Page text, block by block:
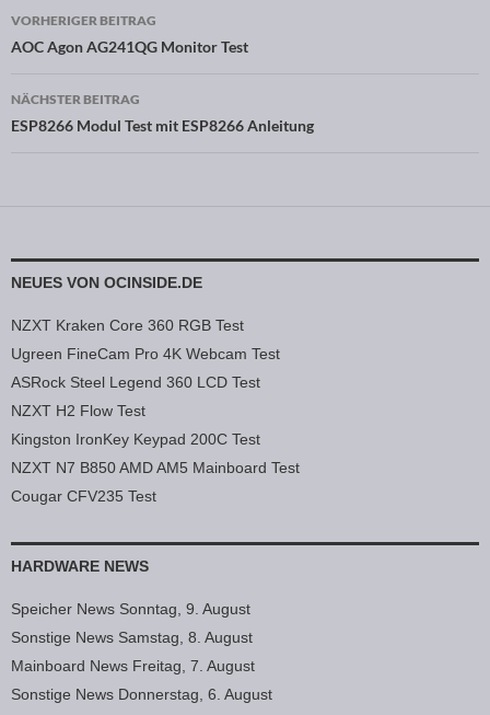
Beitragsnavigation
VORHERIGER BEITRAG
AOC Agon AG241QG Monitor Test
NÄCHSTER BEITRAG
ESP8266 Modul Test mit ESP8266 Anleitung
NEUES VON OCINSIDE.DE
NZXT Kraken Core 360 RGB Test
Ugreen FineCam Pro 4K Webcam Test
ASRock Steel Legend 360 LCD Test
NZXT H2 Flow Test
Kingston IronKey Keypad 200C Test
NZXT N7 B850 AMD AM5 Mainboard Test
Cougar CFV235 Test
HARDWARE NEWS
Speicher News Sonntag, 9. August
Sonstige News Samstag, 8. August
Mainboard News Freitag, 7. August
Sonstige News Donnerstag, 6. August